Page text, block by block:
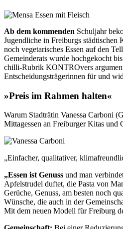
Ab dem kommenden Schuljahr
Jugendliche in Freiburgs städtischen
noch vegetarisches Essen auf den
Gemeinderats wurde hochgekocht
chilli-Rubrik KONTROvers
Entscheidungsträgerinnen für und
»Preis im Rahmen halten«
Warum Stadträtin Vanessa Carboni
Mittagessen an Freiburger Kitas und
„Einfacher, qualitativer,
„Essen ist Genuss und man
Apfelstrudel duftet, die Pasta von
Gerüche, Genuss, am besten noch
Wünsche, die auch in der Gemein
Mit dem neuen Modell für Freiburg